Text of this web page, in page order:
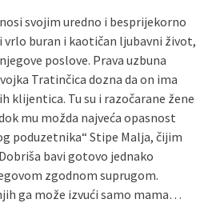
svojim uredno i besprijekorno
vrlo buran i kaotičan ljubavni život,
poslove. Prava uzbuna
Tratinčica dozna da on ima
klijentica. Tu su i razočarane žene
mu možda najveća opasnost
poduzetnika“ Stipe Malja, čijim
bavi gotovo jednako
zgodnom suprugom.
ga može izvući samo mama…